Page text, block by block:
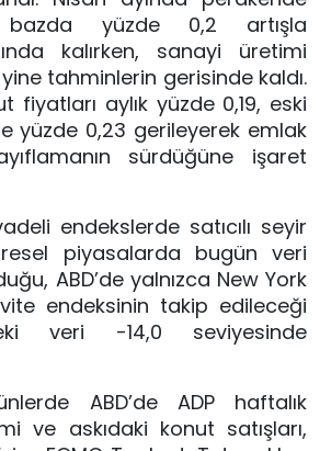
bazda yüzde 0,2 artışla
kalırken, sanayi üretimi
tahminlerin gerisinde kaldı.
fiyatları aylık yüzde 0,19, eski
yüzde 0,23 gerileyerek emlak
sürdüğüne işaret
endekslerde satıcılı seyir
piyasalarda bugün veri
ABD’de yalnızca New York
endeksinin takip edileceği
veri -14,0 seviyesinde
ABD’de ADP haftalık
ve askıdaki konut satışları,